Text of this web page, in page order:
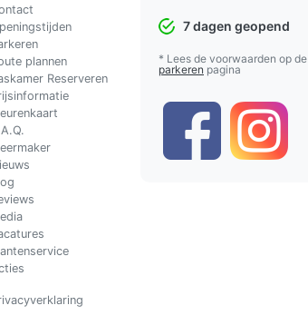
plannen
Reserveren
7 dagen geopend
* Lees de voorwaarden op de
parkeren pagina